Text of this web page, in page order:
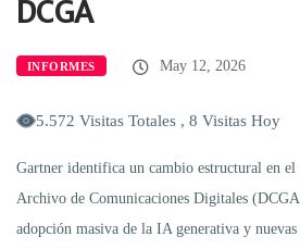
DCGA
INFORMES May 12, 2026
5.572 Visitas Totales , 8 Visitas Hoy
Gartner identifica un cambio estructural en el
Archivo de Comunicaciones Digitales
adopción masiva de la IA generativa y nuevas